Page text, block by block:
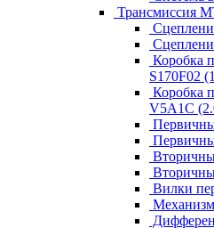
Трансмиссия
Коробка
S170F02
Коробка
V5A1C
Вилки